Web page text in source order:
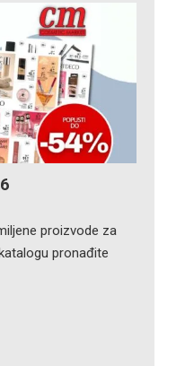
proizvode za
pronađite